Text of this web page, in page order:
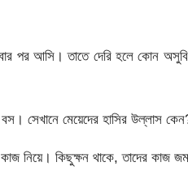
পর আসি। তাতে দেরি হলে কোন
মেয়েদের হাসির উল্লাস
নিয়ে। কিছুক্ষন থাকে, তাদের কাজ জমা